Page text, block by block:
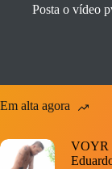
Posta o vídeo
Em alta agora
VOYR